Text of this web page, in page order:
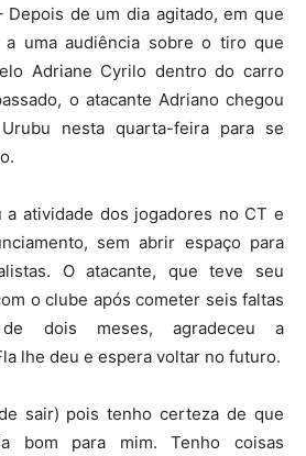
Depois de um dia agitado, em que
uma audiência sobre o tiro que
Adriane Cyrilo dentro do carro
o atacante Adriano chegou
nesta quarta-feira para se
a atividade dos jogadores no CT e
sem abrir espaço para
O atacante, que teve seu
o clube após cometer seis faltas
dois meses, agradeceu a
lhe deu e espera voltar no futuro.
sair) pois tenho certeza de que
bom para mim. Tenho coisas